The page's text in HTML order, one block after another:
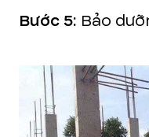
Bước 5: Bảo